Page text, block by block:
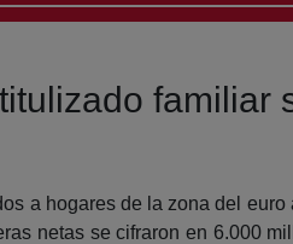
familiar
a hogares de la zona del
netas se cifraron en 6.000